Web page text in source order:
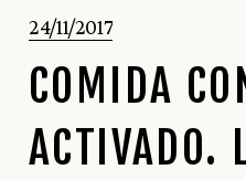
24/11/2017
COMIDA
ACTIVADO.